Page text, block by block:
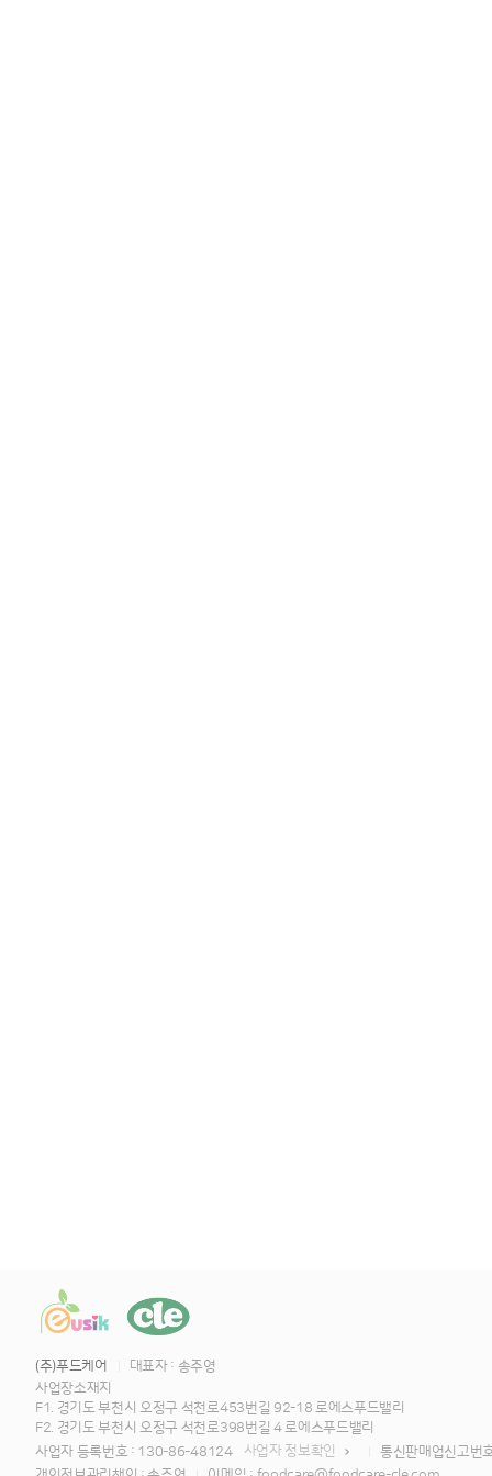
(주)푸드케어
대표자 : 송주영
사업장소재지
F1. 경기도 부천시 오정구 석천로453번길 92-18 로에스푸드밸리
F2. 경기도 부천시 오정구 석천로398번길 4 로에스푸드밸리
사업자 등록번호 : 130-86-48124
사업자 정보확인
통신판매업신고번